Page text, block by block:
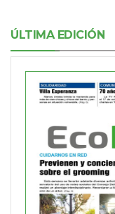
ÚLTIMA EDICIÓN